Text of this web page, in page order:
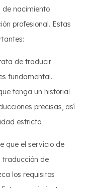
nacimiento
profesional. Estas
de traducir
fundamental.
tenga un historial
precisas, así
estricto.
que el servicio de
traducción de
los requisitos